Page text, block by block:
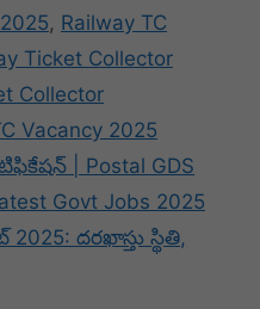
, Railway TC
Ticket Collector
Collector
Vacancy 2025
| Postal GDS
Govt Jobs 2025
దరఖాస్తు స్థితి,